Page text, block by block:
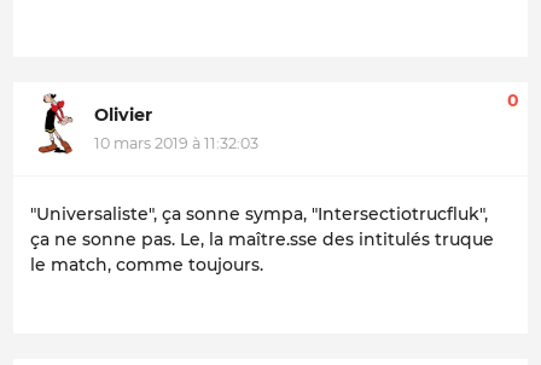
Olivier
10 mars 2019 à 11:32:03
0
"Universaliste", ça sonne sympa, "Intersectiotrucfluk",
ça ne sonne pas. Le, la maître.sse des intitulés truque
le match, comme toujours.